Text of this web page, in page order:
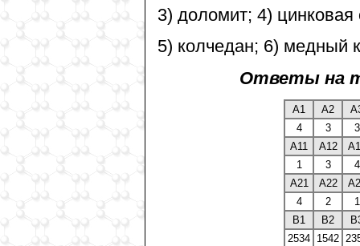
3) доломит; 4) цинковая
5) колчедан; 6) медный
Ответы на
А1 А2
4
3
3
А11
А12
1
3
4
А21
А22
4
2
1
В1
В2
2534 1542